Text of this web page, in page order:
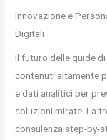
Innovazione e
Digitali
Il futuro delle guide
contenuti altamente
e dati analitici per
soluzioni mirate. La
consulenza step-by-